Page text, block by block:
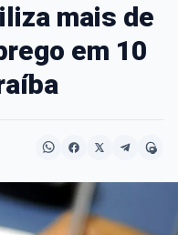
mais de
em 10